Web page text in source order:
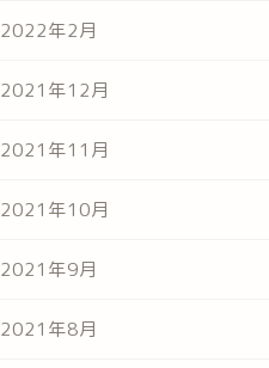
2022年2月
2021年12月
2021年11月
2021年10月
2021年9月
2021年8月